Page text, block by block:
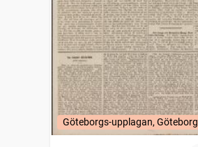
Göteborgs-upplagan, Göteborg